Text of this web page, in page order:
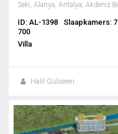
ID: AL-1398 Slaapkamers: 7
700
Villa
Halil Gülseren